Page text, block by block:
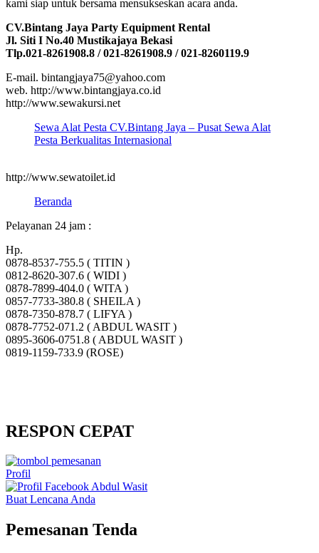
kami siap untuk bersama mensukseskan acara anda.
CV.Bintang Jaya Party Equipment Rental
Jl. Siti I No.40 Mustikajaya Bekasi
Tlp.021-8261908.8 / 021-8261908.9 / 021-8260119.9
E-mail. bintangjaya75@yahoo.com
web. http://www.bintangjaya.co.id
http://www.sewakursi.net
Sewa Alat Pesta CV.Bintang Jaya – Pusat Sewa Alat
Pesta Berkualitas Internasional
http://www.sewatoilet.id
Beranda
Pelayanan 24 jam :
Hp.
0878-8537-755.5 ( TITIN )
0812-8620-307.6 ( WIDI )
0878-7899-404.0 ( WITA )
0857-7733-380.8 ( SHEILA )
0878-7350-878.7 ( LIFYA )
0878-7752-071.2 ( ABDUL WASIT )
0895-3606-0751.8 ( ABDUL WASIT )
0819-1159-733.9 (ROSE)
RESPON CEPAT
Profil
Buat Lencana Anda
Pemesanan Tenda